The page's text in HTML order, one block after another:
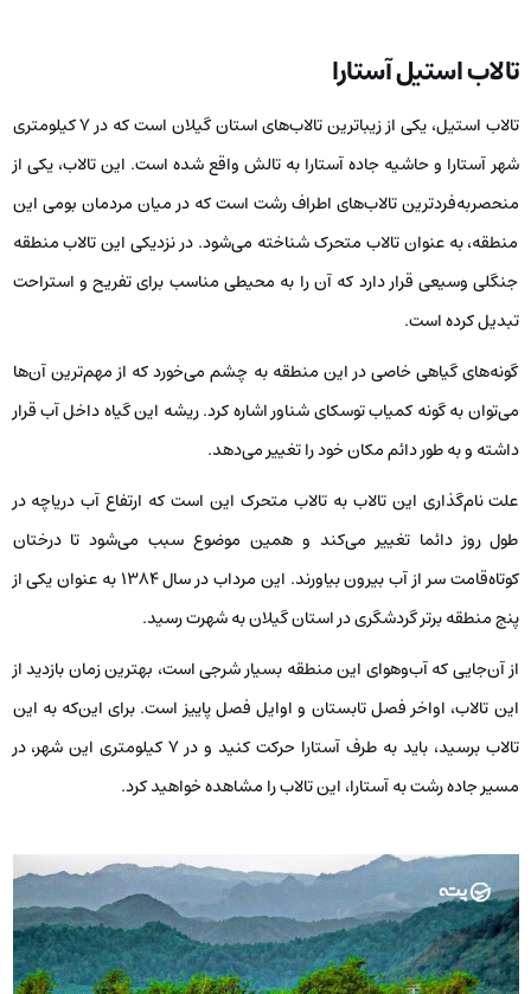
تالاب استیل آستارا
تالاب استیل، یکی از زیباترین تالاب‌های استان گیلان است که در 7 کیلومتری
شهر آستارا و حاشیه جاده آستارا به تالش واقع شده است. این تالاب، یکی از
منحصربه‌فردترین تالاب‌های اطراف رشت است که در میان مردمان بومی این
منطقه، به عنوان تالاب متحرک شناخته می‌شود. در نزدیکی این تالاب منطقه
جنگلی وسیعی قرار دارد که آن را به محیطی مناسب برای تفریح و استراحت
تبدیل کرده است.
گونه‌های گیاهی خاصی در این منطقه به چشم می‌خورد که از مهم‌ترین آن‌ها
می‌توان به گونه کمیاب توسکای شناور اشاره کرد. ریشه این گیاه داخل آب قرار
داشته و به طور دائم مکان خود را تغییر می‌دهد.
علت نام‌گذاری این تالاب به تالاب متحرک این است که ارتفاع آب دریاچه در
طول روز دائما تغییر می‌کند و همین موضوع سبب می‌شود تا درختان
کوتاه‌قامت سر از آب بیرون بیاورند. این مرداب در سال 1384 به عنوان یکی از
پنج منطقه برتر گردشگری در استان گیلان به شهرت رسید.
از آن‌جایی که آب‌وهوای این منطقه بسیار شرجی است، بهترین زمان بازدید از
این تالاب، اواخر فصل تابستان و اوایل فصل پاییز است. برای این‌که به این
تالاب برسید، باید به طرف آستارا حرکت کنید و در 7 کیلومتری این شهر، در
مسیر جاده رشت به آستارا، این تالاب را مشاهده خواهید کرد.